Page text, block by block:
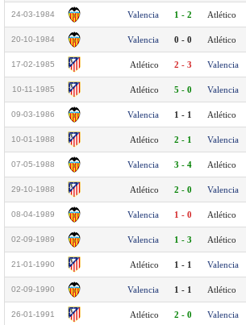
24-03-1984 Valencia 1 - 2 Atlético
20-10-1984 Valencia 0 - 0 Atlético
17-02-1985 Atlético 2 - 3 Valencia
10-11-1985 Atlético 5 - 0 Valencia
09-03-1986 Valencia 1 - 1 Atlético
10-01-1988 Atlético 2 - 1 Valencia
07-05-1988 Valencia 3 - 4 Atlético
29-10-1988 Atlético 2 - 0 Valencia
08-04-1989 Valencia 1 - 0 Atlético
02-09-1989 Valencia 1 - 3 Atlético
21-01-1990 Atlético 1 - 1 Valencia
02-09-1990 Valencia 1 - 1 Atlético
26-01-1991 Atlético 2 - 0 Valencia